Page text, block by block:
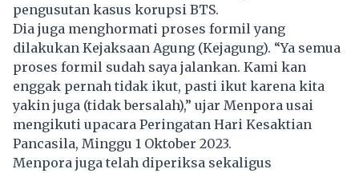
pengusutan kasus korupsi BTS.
Dia juga menghormati proses formil yang
dilakukan Kejaksaan Agung (Kejagung). “Ya semua
proses formil sudah saya jalankan. Kami kan
enggak pernah tidak ikut, pasti ikut karena kita
yakin juga (tidak bersalah),” ujar Menpora usai
mengikuti upacara Peringatan Hari Kesaktian
Pancasila, Minggu 1 Oktober 2023.
Menpora juga telah diperiksa sekaligus